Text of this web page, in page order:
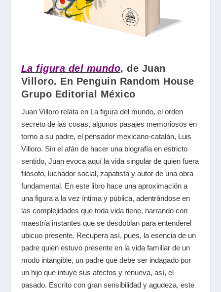
La figura del mundo, de Juan
Villoro. En Penguin Random House
Grupo Editorial México
Juan Villoro relata en La figura del mundo, el orden
secreto de las cosas, algunos pasajes memoriosos en
torno a su padre, el pensador mexicano-catalán, Luis
Villoro. Sin el afán de hacer una biografía en estricto
sentido, Juan evoca aquí la vida singular de quien fuera
filósofo, luchador social, zapatista y autor de una obra
fundamental. En este libro hace una aproximación a
una figura a la vez íntima y pública, adentrándose en
las complejidades que toda vida tiene, narrando con
maestría instantes que se desdoblan para entenderel
ubicuo presente. Recupera así, pues, la esencia de un
padre quien estuvo presente en la vida familiar de un
modo intangible, un padre que debe ser indagado por
un hijo que intuye sus afectos y renueva, así, el
pasado. Escrito con gran sensibilidad y agudeza, este